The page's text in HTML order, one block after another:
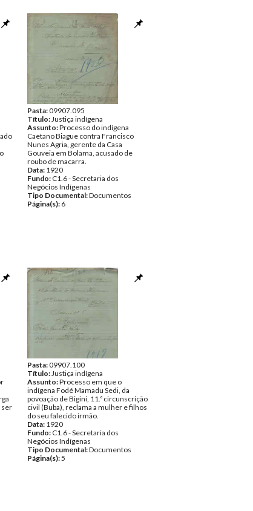
Pasta:09907.095
Título:Justiça indígena
Assunto:Processo do indígena
Caetano Biague contra Francisco
Nunes Agria, gerente da Casa
Gouveia em Bolama, acusado de
roubo de macarra.
Data: 1920
Fundo: C1.6 - Secretaria dos
Negócios Indígenas
Tipo Documental:Documentos
Página(s): 6
ser
Pasta:09907.100
Título:Justiça indígena
Assunto:Processo em que o
indígena Fodé Mamadu Sedi, da
povoação de Bigini, 11.ª circunscrição
civil (Buba), reclama a mulher e filhos
do seu falecido irmão.
Data: 1920
Fundo: C1.6 - Secretaria dos
Negócios Indígenas
Tipo Documental:Documentos
Página(s):5